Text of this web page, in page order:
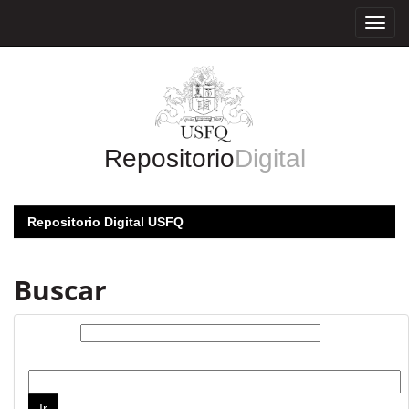
RepositorioDigital
Repositorio Digital USFQ
Buscar